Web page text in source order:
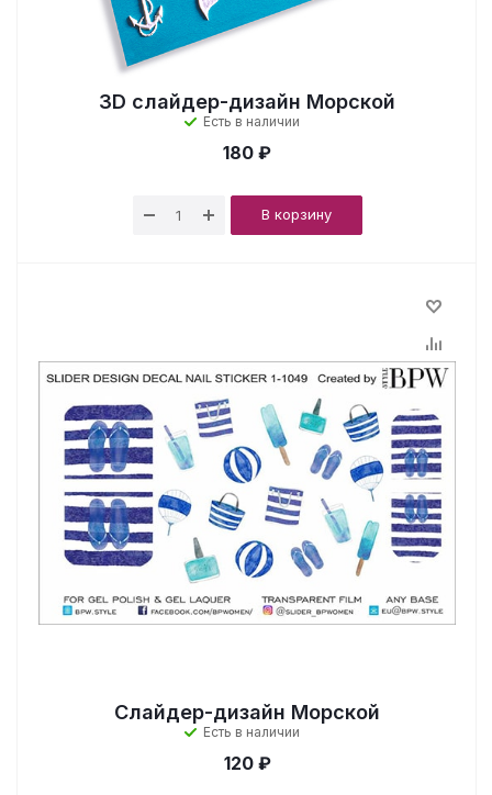
3D слайдер-дизайн Морской
Есть в наличии
180 ₽
В корзину
Слайдер-дизайн Морской
Есть в наличии
120 ₽